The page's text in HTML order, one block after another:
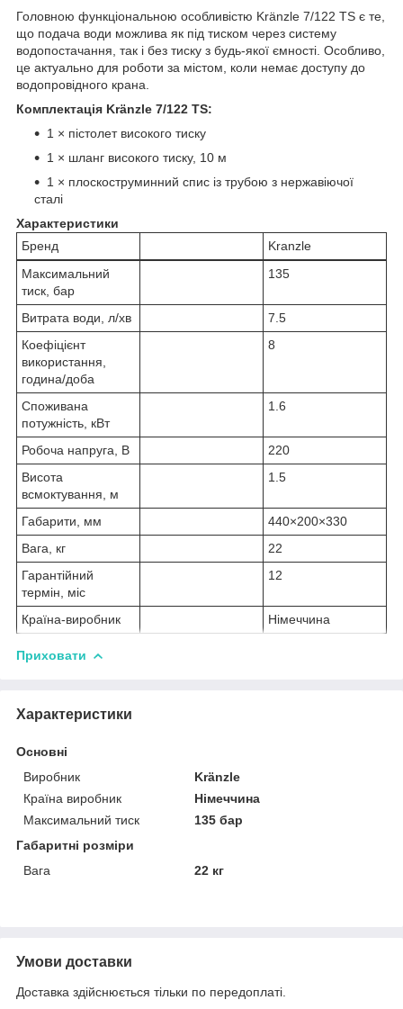
Головною функціональною особливістю Kränzle 7/122 TS є те,
що подача води можлива як під тиском через систему
водопостачання, так і без тиску з будь-якої ємності. Особливо,
це актуально для роботи за містом, коли немає доступу до
водопровідного крана.
Комплектація Kränzle 7/122 TS:
1 × пістолет високого тиску
1 × шланг високого тиску, 10 м
1 × плоскоструминний спис із трубою з нержавіючої
сталі
Характеристики
Бренд
Kranzle
Максимальний
тиск, бар
135
Витрата води, л/хв
7.5
Коефіцієнт
використання,
година/доба
8
Споживана
потужність, кВт
1.6
Робоча напруга, В
220
Висота
всмоктування, м
1.5
Габарити, мм
440×200×330
Вага, кг
22
Гарантійний
термін, міс
12
Країна-виробник Німеччина
Приховати
Характеристики
Основні
Виробник
Kränzle
Країна виробник
Німеччина
Максимальний тиск
135 бар
Габаритні розміри
Вага
22 кг
Умови доставки
Доставка здійснюється тільки по передоплаті.